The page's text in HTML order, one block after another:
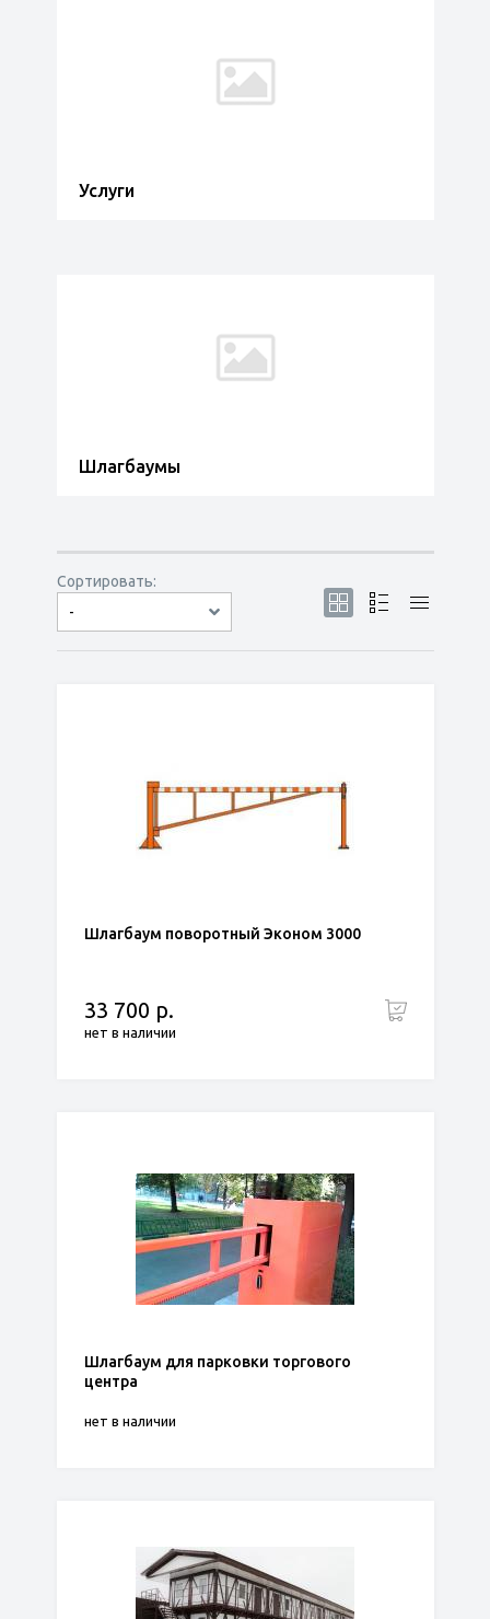
Услуги
Шлагбаумы
Сортировать:
-
по популярности
сначала дешёвые
сначала дорогие
Шлагбаум поворотный Эконом 3000
33 700 р.
нет в наличии
Шлагбаум для парковки торгового
центра
нет в наличии